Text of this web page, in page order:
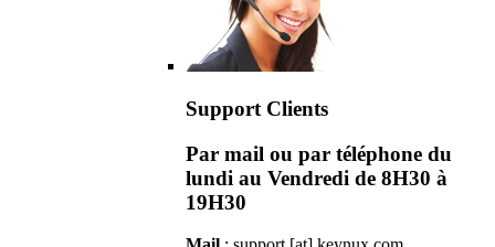
Support Clients
Par mail ou par téléphone du
lundi au Vendredi de 8H30 à
19H30